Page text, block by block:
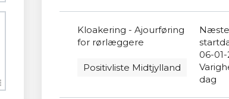
Kloakering - Ajourføring
for rørlæggere
Positivliste Midtjylland
Næste
06-
dag